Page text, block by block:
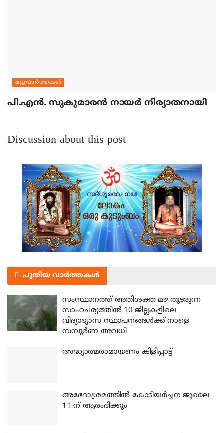
മറ്റുവാര്‍ത്തകള്‍
പി.എന്‍. സുകുമാരന്‍ നായര്‍ നിര്യാതനായി
Discussion about this post
പുതിയ വാർത്തകൾ
സംസ്ഥാനത്ത് അതിശക്ത മഴ തുടരുന്ന
സാഹചര്യത്തിൽ 10 ജില്ലകളിലെ
വിദ്യാഭ്യാസ സ്ഥാപനങ്ങൾക്ക് നാളെ
സമ്പൂർണ അവധി
അദ്ധ്യാത്മരാമായണം കിളിപ്പാട്ട്
അഭേദാശ്രമത്തില്‍ കോടിയര്‍ച്ചന ജൂലൈ
11 ന് ആരംഭിക്കും